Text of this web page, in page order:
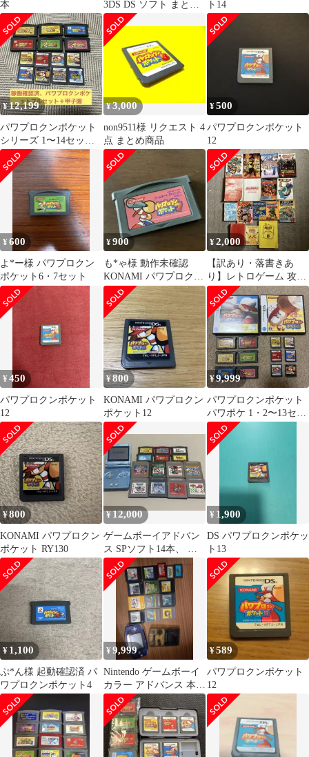
本
3DS DS ソフト まとめ
売り
ト14
¥12,199
パワプロクンポケット
シリーズ 1〜14セット
＋甲子園
¥3,000
non9511様 リクエスト 4
点 まとめ商品
¥500
パワプロクンポケット
12
¥600
よ*ー様 パワプロクン
ポケット6・7セット
¥900
も*ゃ様 動作未確認
KONAMI パワプロクン
ポケット7
¥2,000
【訳あり・落書きあ
り】レトロゲーム 攻略
本・小冊子 14点セット
¥450
パワプロクンポケット
12
¥800
KONAMI パワプロクン
ポケット12
¥9,999
パワプロクンポケット
パワポケ 1・2〜13セッ
ト
¥800
KONAMI パワプロクン
ポケット RY130
¥12,000
ゲームボーイアドバン
ス SPソフト14本、 本
体ケースセット充電器
コード新品
¥ 1,900
DS パワプロクンポケッ
ト13
¥ 1,100
ぷ*ん様 起動確認済 パ
ワプロクンポケット4
¥9,999
Nintendo ゲームボーイ
カラー アドバンス 本体
ソフトセット
¥589
パワプロクンポケット
12